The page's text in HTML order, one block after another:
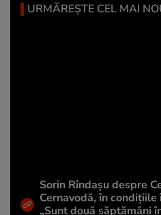
URMĂREȘTE CEL MAI
Sorin Rîndașu despre
Cernavodă, în condițiile
„Sunt două săptămâni